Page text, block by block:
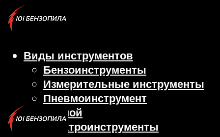
Виды инструментов
Бензоинструменты
Измерительные инструменты
Пневмоинструмент
Ручной
Электроинструменты